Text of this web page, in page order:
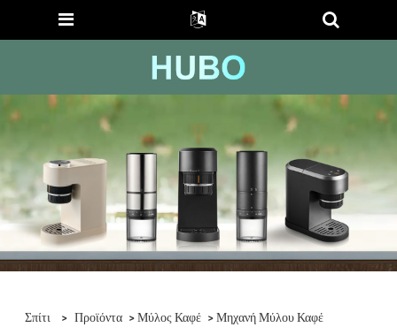
Σπίτι > Προϊόντα >Μύλος Καφέ > Μηχανή Μύλου Καφέ